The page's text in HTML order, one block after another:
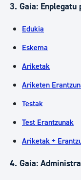
3. Gaia: Enplegatu
Edukia
Eskema
Ariketak
Ariketen
Testak
Test Erantzunak
Ariketak +
4. Gaia: